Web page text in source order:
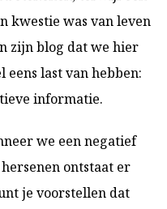
kwestie was van leven
zijn blog dat we hier
last van hebben:
informatie.
we een negatief
ontstaat er
je voorstellen dat